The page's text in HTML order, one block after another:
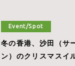
Event/Spot
冬の香港、沙田（サ
ン）のクリスマスイ